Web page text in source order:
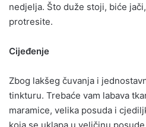
nedjelja. Što duže stoji, biće
protresite.
Cijeđenje
Zbog lakšeg čuvanja i
tinkturu. Trebaće vam labava
maramice, velika posuda i
koja se uklapa u veličinu